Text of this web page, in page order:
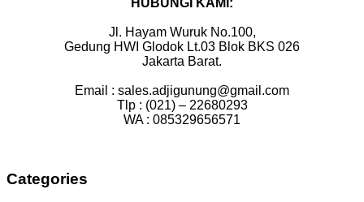
HUBUNGI KAMI:
Jl. Hayam Wuruk No.100,
Gedung HWI Glodok Lt.03 Blok BKS 026
Jakarta Barat.
Email : sales.adjigunung@gmail.com
Tlp : (021) – 22680293
WA : 085329656571
Categories